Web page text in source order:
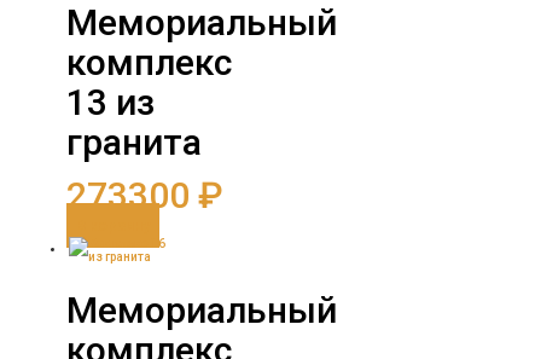
Мемориальный
комплекс
13 из
гранита
273300 ₽
Мемориальный
комплекс